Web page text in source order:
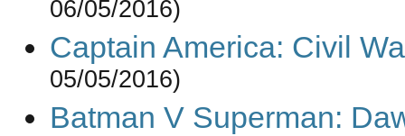
06/05/2016)
Captain America: Civil
05/05/2016)
Batman V Superman: